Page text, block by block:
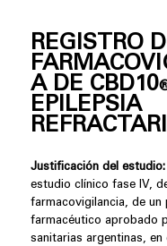
REGISTRO
A DE CBD10
EPILEPSIA
Justificación del estudio:
estudio clínico fase IV,
farmacovigilancia, de un
farmacéutico aprobado
sanitarias argentinas, en